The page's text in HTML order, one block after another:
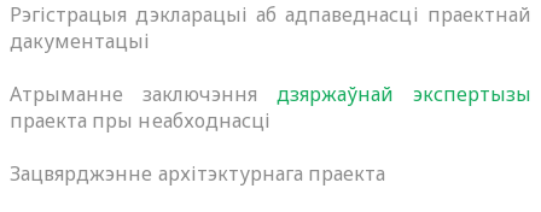
Рэгістрацыя дэкларацыі аб адпаведнасці праектнай
дакументацыі
Атрыманне заключэння дзяржаўнай экспертызы
праекта пры неабходнасці
Зацвярджэнне архітэктурнага праекта